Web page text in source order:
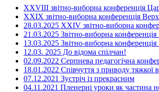
ХХVIII звітно-виборна конференція
XXIX звітно-виборна конференція
28.03.2025 ХХІV звітно-виборна
21.03.2025 Звітно-виборна конференція
13.03.2025 Звітно-виборна конференція
12.03. 2025 До відома спілчан!
02.09.2022 Серпнева педагогічна
18.01.2022 Співчуття з приводу тяжкої
07.12.2021 Зустріч із прекрасним
04.11.2021 Пленерні уроки як частина